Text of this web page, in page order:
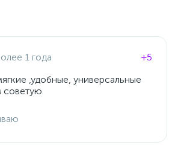
1 года
+5
,удобные, универсальные
советую